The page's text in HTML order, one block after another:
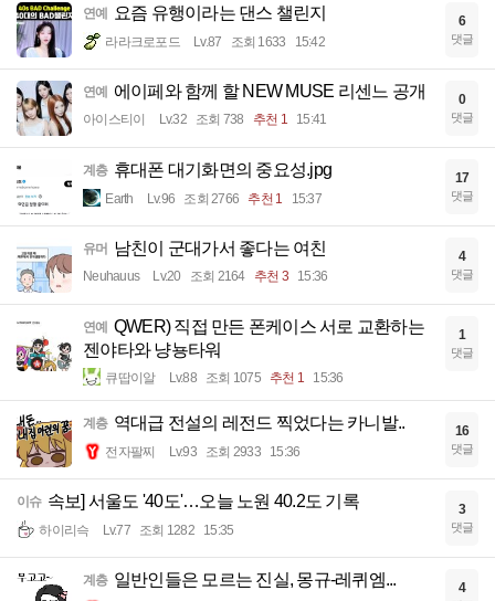
연예 요즘 유행이라는 댄스 챌린지
라라크로포드 Lv.87 조회 1633 15:42
6
댓글
연예 에이페와 함께 할 NEW MUSE 리센느 공개
아이스티이 Lv.32 조회 738 추천 1 15:41
0
댓글
계층 휴대폰 대기화면의 중요성.jpg
Earth Lv.96 조회 2766 추천 1 15:37
17
댓글
유머 남친이 군대가서 좋다는 여친
Neuhauus Lv.20 조회 2164 추천 3 15:36
4
댓글
연예
QWER) 직접 만든 폰케이스 서로 교환하는
젠야타와 냥뇽타워
큐땁이알 Lv.88 조회 1075 추천 1 15:36
1
댓글
계층 역대급 전설의 레전드 찍었다는 카니발..
전자팔찌 Lv.93 조회 2933 15:36
16
댓글
이슈 속보] 서울도 '40도'…오늘 노원 40.2도 기록
하이리슥 Lv.77 조회 1282 15:35
3
댓글
계층 일반인들은 모르는 진실, 몽규-레퀴엠... 4